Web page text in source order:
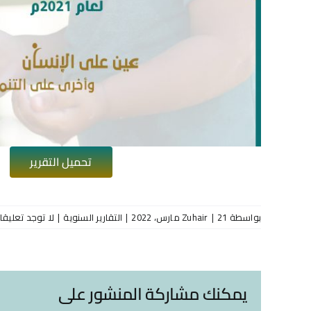
تحميل التقرير
بواسطة Zuhair | 21 مارس، 2022 | التقارير السنوية | لا توجد
يمكنك مشاركة المنشور على